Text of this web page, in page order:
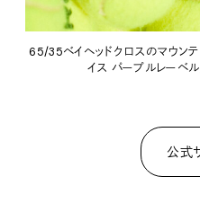
65/35ベイヘッドクロスのマウンテ
イス パープルレーベル
公式